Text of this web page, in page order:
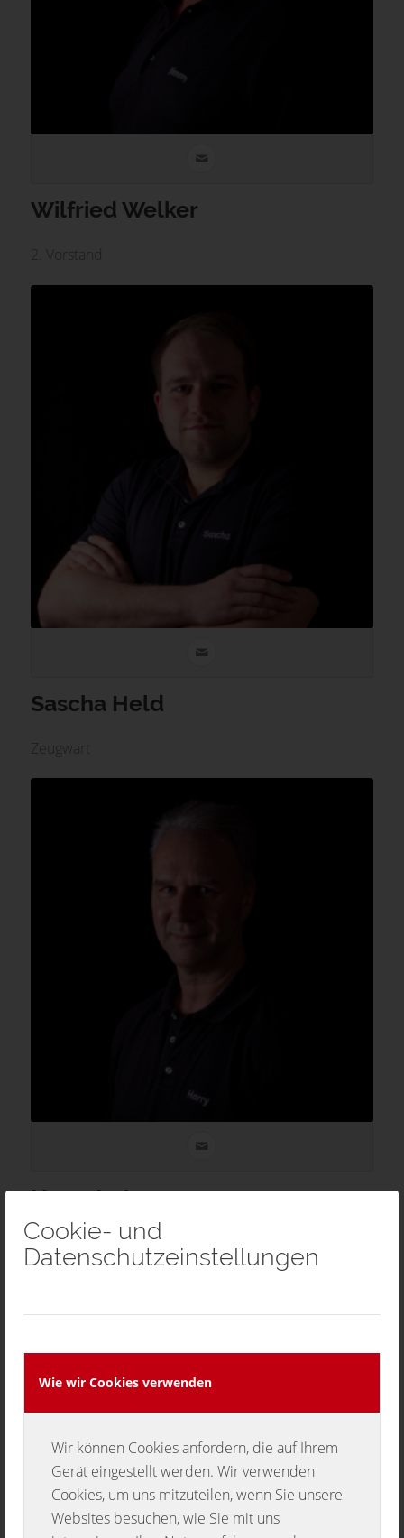
Cookie- und
Datenschutzeinstellungen
Wie wir Cookies verwenden
Wir können Cookies anfordern, die auf Ihrem
Gerät eingestellt werden. Wir verwenden
Cookies, um uns mitzuteilen, wenn Sie unsere
Websites besuchen, wie Sie mit uns
Wilfried Welker
2. Vorstand
Sascha Held
Zeugwart
Harry Lutz
Schriftführer